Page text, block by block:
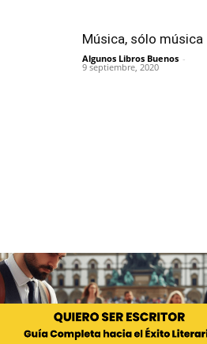
Música, sólo música
Algunos Libros Buenos -
9 septiembre, 2020